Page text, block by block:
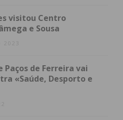
visitou Centro
e Sousa
2023
Paços de Ferreira vai
«Saúde, Desporto e